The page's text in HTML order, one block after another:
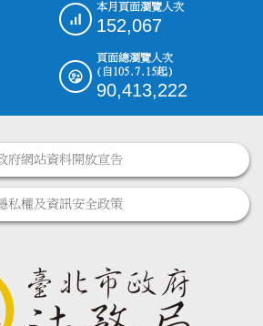
本月頁面瀏覽人次
152,067
頁面總瀏覽人次
(自105.7.15起)
90,413,222
府網站資料開放宣告
私權及資訊安全政策